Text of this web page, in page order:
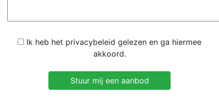
Ik heb het privacybeleid gelezen en ga hiermee
akkoord.